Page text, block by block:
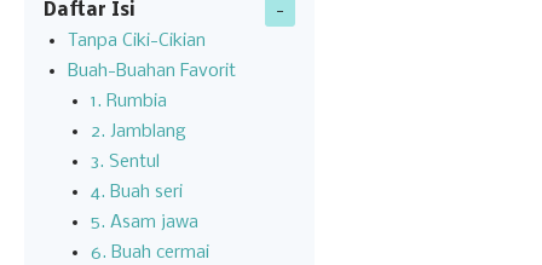
Daftar Isi
Tanpa Ciki-Cikian
Buah-Buahan Favorit
1. Rumbia
2. Jamblang
3. Sentul
4. Buah seri
5. Asam jawa
6. Buah cermai